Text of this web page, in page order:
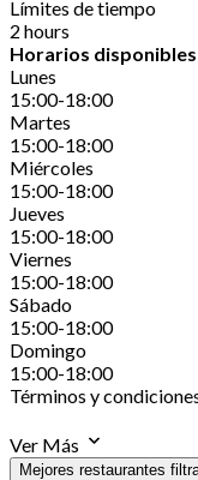
Límites de tiempo
2 hours
Horarios disponibles
Lunes
15:00-18:00
Martes
15:00-18:00
Miércoles
15:00-18:00
Jueves
15:00-18:00
Viernes
15:00-18:00
Sábado
15:00-18:00
Domingo
15:00-18:00
Términos y
Ver Más
Mejores restaurantes